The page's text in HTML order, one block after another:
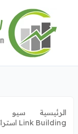
المحتوى
الرئيسية
سيو
Link Building استراتيجيات بناء روابط سليمة